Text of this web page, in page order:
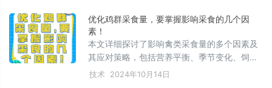
优化鸡群采食量，要掌握影响采食的几个因
素！
本文详细探讨了影响禽类采食量的多个因素及
其应对策略，包括营养平衡、季节变化、饲料
适口性、品种与生理状态、饲养管理及采食量
技术 2024年10月14日